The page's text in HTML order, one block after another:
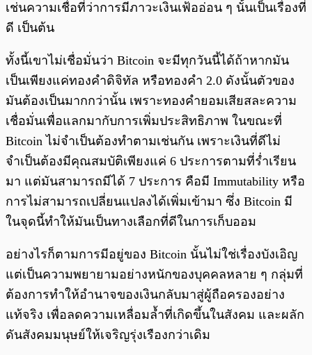
เช่นความเชื่อที่ว่าการมีภาวะเงินเฟ้ออ่อน ๆ นั้นเป็นเรื่องที่
ดี เป็นต้น
ทั้งนี้เขาไม่เชื่อมั่นว่า Bitcoin จะมีทุกวันนี้ได้ถ้าหากมัน
เป็นเพียงแค่ทองคำดิจิทัล หรือทองคำ 2.0 ดังนั้นตัวของ
มันต้องเป็นมากกว่านั้น เพราะทองคำยอมเสียสละความ
เชื่อมั่นเพื่อแลกมากับการเพิ่มประสิทธิภาพ ในขณะที่
Bitcoin ไม่จำเป็นต้องทำตามเช่นกัน เพราะเงินที่ดีไม่
จำเป็นต้องมีคุณสมบัติเพียงแค่ 6 ประการตามที่ร่ำเรียน
มา แต่มันสามารถมีได้ 7 ประการ คือมี Immutability หรือ
การไม่สามารถเปลี่ยนแปลงได้เพิ่มเข้ามา ซึ่ง Bitcoin มี
ในจุดนี้ทำให้มันเป็นทางเลือกที่ดีในการเก็บออม
อย่างไรก็ตามการมีอยู่ของ Bitcoin นั้นไม่ใช่เรื่องบังเอิญ
แต่เป็นความพยายามอย่างหนักของบุคคลหลาย ๆ กลุ่มที่
ต้องการทำให้อำนาจของเงินกลับมาสู่ผู้ถือครองอย่าง
แท้จริง เพื่อลดความเหลื่อมล้ำที่เกิดขึ้นในสังคม และผลัก
ดันสังคมมนุษย์ให้เจริญรุ่งเรืองกว่าเดิม